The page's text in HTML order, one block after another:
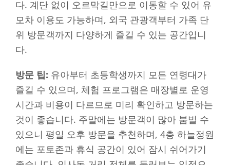
다. 계단 없이 오르막길만으로 이동할 수 있어 유
모차 이용도 가능하며, 외국 관광객부터 가족 단
위 방문객까지 다양하게 즐길 수 있는 공간입니
다.
방문 팁: 유아부터 초등학생까지 모든 연령대가
즐길 수 있으며, 체험 프로그램은 매장별로 운영
시간과 비용이 다르므로 미리 확인하고 방문하는
것이 좋습니다. 주말에는 방문객이 많아 붐빌 수
있으니 평일 오후 방문을 추천하며, 4층 하늘정원
에는 포토존과 휴식 공간이 있어 잠시 쉬어가기